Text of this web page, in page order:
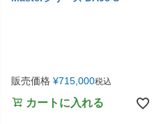
販売価格 ¥715,000税込
カートに入れる